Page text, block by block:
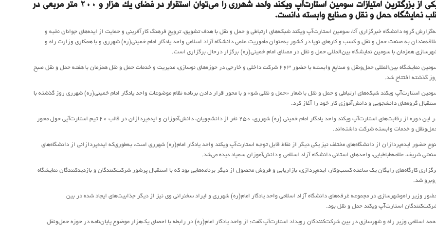
یکی از بزرگترین امتیازات سومین استارت‌آپ ویکند واحد شهرری را می‌توان استقرار در فضای یک هزار و ۲۰۰ متر مربعی در
نمایشگاه حمل و نقل و صنایع وابسته دانست.
گروه دانشگاه خبرگزاری آنا، سومین استارت‌آپ ویکند شبکه‌های ارتباطی و حمل و نقل با هدف تشویق، ترویج فرهنگ کارآفرینی و حمایت از ایده‌های جوانان نخبه و
به صنعت حمل و نقل و کسب و کار­های نوپا در کشور به‌عنوان مأموریت علمی دانشگاه آزاد اسلامی واحد یادگار امام خمینی(ره) شهرری و با همکاری وزارت راه و
همزمان با سومین نمایشگاه بین‌المللی حمل و نقل در مصلای امام خمینی(ره) برگزار درحال برگزاری است.
سومین نمایشگاه بین‌المللی حمل‌و‌نقل و صنایع وابسته با حضور ۲۶۳ شرکت داخلی و خارجی در حوزه‌های نوسازی، مدیریت و خدمات حمل و نقل همزمان با هفته حمل و نقل صبح
گذشته افتتاح شد.
استارت‌آپ ویکند شبکه‌های ارتباطی و حمل و نقل با شعار «حمل و نقلی شو» و با محور قرار دادن برنامه نظام موضوعات واحد یادگار امام خمینی(ره) شهرری روز گذشته با
گروه‌های دانشجویی و دانش‌آموزی کار خود را آغاز کرد.
در این دوره از رقابت‌های استارت‌آپ ویکند واحد یادگار امام خمینی (ره) شهرری، ۲۵۰ نفر از دانشجویان، دانش‌آموزان و ایده‌پردازان در قالب ۲۰ تیم استارت‌آپی حول محور
و خدمات وابسته شرکت داشته‌اند.
حضور ایده‌پردازان از دانشگاه‌های مختلف نیز یکی دیگر از نقاط قابل توجه استارت‌آپ ویکند واحد یادگار امام(ره) شهرری است، به‌طوری‌که ایده‌پردازانی از دانشگاه‌های
شریف، علامه‌طباطبایی، واحدهای استانی دانشگاه آزاد اسلامی و دانش‌آموزان سمپاد دیده می‌شد.
کارگاه‌های رایگان یک ساعته کسب‌وکار، ایده‌پردازی، بازاریابی و فروش محصول از دیگر برنامه‌هایی بود که با استقبال پرشور شرکت‌کنندگان و بازدیدکنندگان نمایشگاه
شد.
وزیر راه‌و‌شهرسازی در مجموعه غرفه‌های دانشگاه آزاد اسلامی واحد یادگار امام(ره) شهرری و ایراد سخنرانی وی نیز از دیگر جذابیت‌های ایجاد شده در بین
استارت‌آپ ویکند حمل و نقل بود.
اسلامی وزیر راه و شهرسازی در بین شرکت‌کنندگان رویداد استارت‌آپ گفت: از واحد یادگار امام(ره) در رابطه با احصای یک‌هزار موضوع پایان‌نامه در حوزه حمل‌و‌نقل